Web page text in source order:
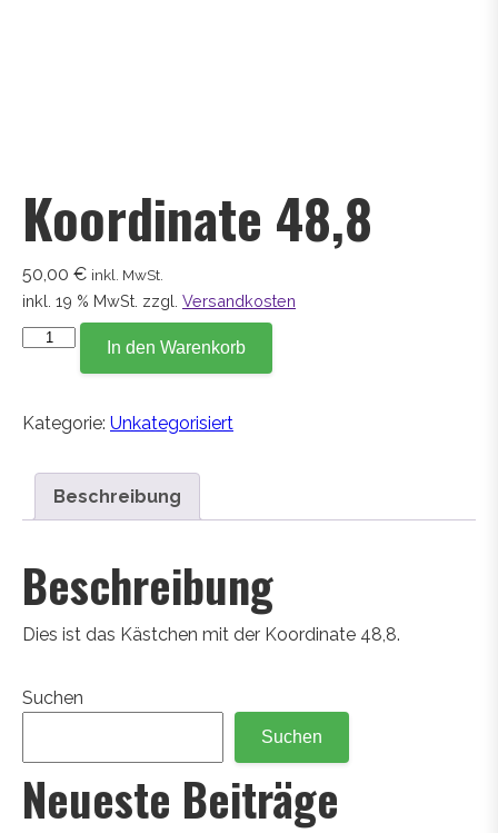
Koordinate 48,8
50,00 € inkl. MwSt.
inkl. 19 % MwSt. zzgl. Versandkosten
Koordinate
In den Warenkorb
Kategorie: Unkategorisiert
Beschreibung
Beschreibung
Dies ist das Kästchen mit der Koordinate 48,8.
Suchen
Suchen
Neueste Beiträge